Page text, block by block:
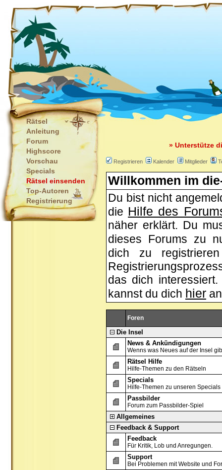
Rätsel
Anleitung
Forum
Highscore
Vorschau
Specials
Rätsel einsenden
Top-Autoren
Registrierung
» Unterstütze
Registrieren Kalender Mitglieder
Willkommen im
Du bist nicht
die Hilfe des
näher erklärt. Du
dieses Forums zu
dich zu
das dich
kannst du dich hier
Foren
Die Insel
News & Ankündigungen
Wenns was Neues auf der Insel
Rätsel Hilfe
Hilfe-Themen zu den Rätseln
Specials
Hilfe-Themen zu unseren Specials
Passbilder
Forum zum Passbilder-Spiel
Allgemeines
Feedback & Support
Feedback
Für Kritik, Lob und Anregungen.
Support
Bei Problemen mit Website und